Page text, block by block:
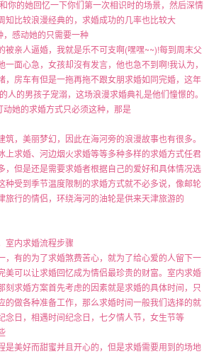
你的她回忆一下你们第一次相识时的场景，然后深情
知比较浪漫经典的，求婚成功的几率也比较大
感动她的只需要一种
被亲人逼婚，我就是乐不可支啊(嘿嘿~~)!每到周末父
面心急，女孩却沒有发言，他也急不到啊!我认为，
，房车有但是一拖再拖不跟女朋求婚如同完婚，这年
人的男孩子宠溺，这场浪漫求婚典礼是他们憧憬的。
她的求婚方式只必须这种，那是
，美丽梦幻，因此在海河旁的浪漫故事也有很多。
上求婚、河边烟火求婚等等多种多样的求婚方式任君
，但是还是需要求婚者根据自己的爱好和具体情况选
种受到季节温度限制的求婚方式就不必多说，像邮轮
旅行的情侣，环绕海河的油轮是供来天津旅游的
室内求婚流程步骤
，有的为了求婚煞费苦心，就为了给心爱的人留下一
美可以让求婚回忆成为情侣最珍贵的财富。室内求婚
刻求婚方案首先考虑的因素就是求婚的具体时间，只
的做各种准备工作，那么求婚时间一般我们选择的就
念日，相遇时间纪念日，七夕情人节，女生节等
是美好而甜蜜并且开心的，但是求婚需要用到的场地